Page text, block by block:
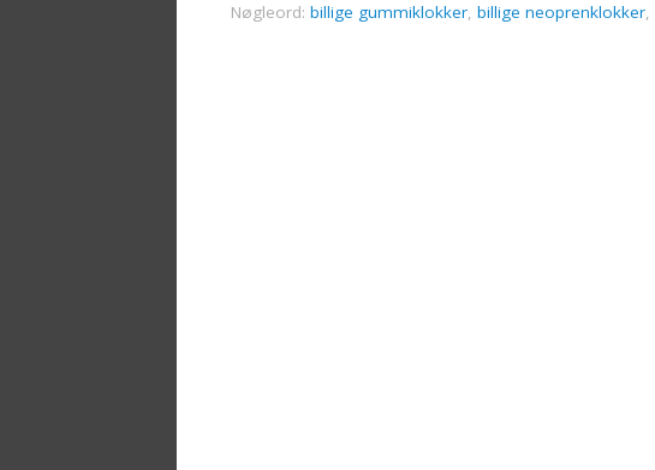
Nøgleord: billige gummiklokker, billige neoprenklokker,